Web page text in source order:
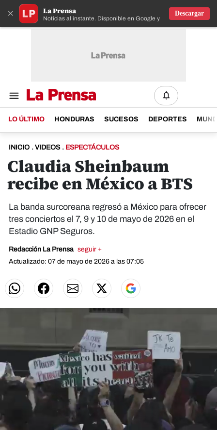
× La Prensa
Noticias al instante. Disponible en Google y IOS
Descargar
LO ÚLTIMO HONDURAS SUCESOS DEPORTES
INICIO . VIDEOS . ESPECTÁCULOS
Claudia Sheinbaum
recibe en México a BTS
La banda surcoreana regresó a México para ofrecer
tres conciertos el 7, 9 y 10 de mayo de 2026 en el
Estadio GNP Seguros.
Redacción La Prensa seguir +
Actualizado: 07 de mayo de 2026 a las 07:05